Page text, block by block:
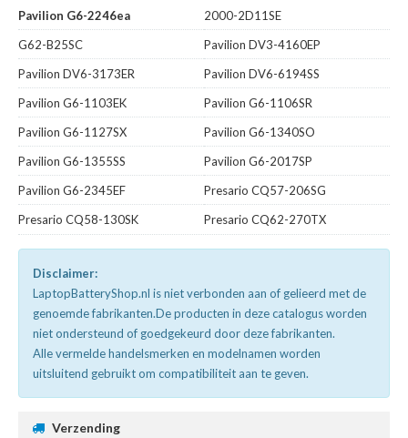
Pavilion G6-2246ea
2000-2D11SE
G62-B25SC
Pavilion DV3-4160EP
Pavilion DV6-3173ER
Pavilion DV6-6194SS
Pavilion G6-1103EK
Pavilion G6-1106SR
Pavilion G6-1127SX
Pavilion G6-1340SO
Pavilion G6-1355SS
Pavilion G6-2017SP
Pavilion G6-2345EF
Presario CQ57-206SG
Presario CQ58-130SK
Presario CQ62-270TX
Disclaimer:
LaptopBatteryShop.nl is niet verbonden aan of gelieerd met de
genoemde fabrikanten.De producten in deze catalogus worden
niet ondersteund of goedgekeurd door deze fabrikanten.
Alle vermelde handelsmerken en modelnamen worden
uitsluitend gebruikt om compatibiliteit aan te geven.
Verzending